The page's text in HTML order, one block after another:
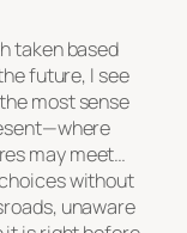
taken based
future, I see
most sense
may meet…
without
unaware